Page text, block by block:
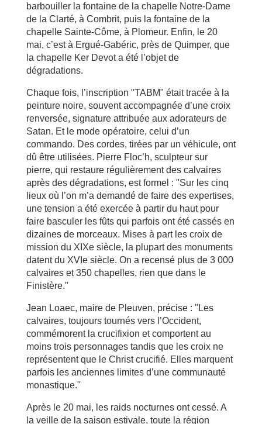
barbouiller la fontaine de la chapelle Notre-Dame
de la Clarté, à Combrit, puis la fontaine de la
chapelle Sainte-Côme, à Plomeur. Enfin, le 20
mai, c’est à Ergué-Gabéric, près de Quimper, que
la chapelle Ker Devot a été l’objet de
dégradations.
Chaque fois, l’inscription "TABM" était tracée à la
peinture noire, souvent accompagnée d’une croix
renversée, signature attribuée aux adorateurs de
Satan. Et le mode opératoire, celui d’un
commando. Des cordes, tirées par un véhicule, ont
dû être utilisées. Pierre Floc’h, sculpteur sur
pierre, qui restaure régulièrement des calvaires
après des dégradations, est formel : "Sur les cinq
lieux où l’on m’a demandé de faire des expertises,
une tension a été exercée à partir du haut pour
faire basculer les fûts qui parfois ont été cassés en
dizaines de morceaux. Mises à part les croix de
mission du XIXe siècle, la plupart des monuments
datent du XVIe siècle. On a recensé plus de 3 000
calvaires et 350 chapelles, rien que dans le
Finistère."
Jean Loaec, maire de Pleuven, précise : "Les
calvaires, toujours tournés vers l’Occident,
commémorent la crucifixion et comportent au
moins trois personnages tandis que les croix ne
représentent que le Christ crucifié. Elles marquent
parfois les anciennes limites d’une communauté
monastique."
Après le 20 mai, les raids nocturnes ont cessé. A
la veille de la saison estivale, toute la région